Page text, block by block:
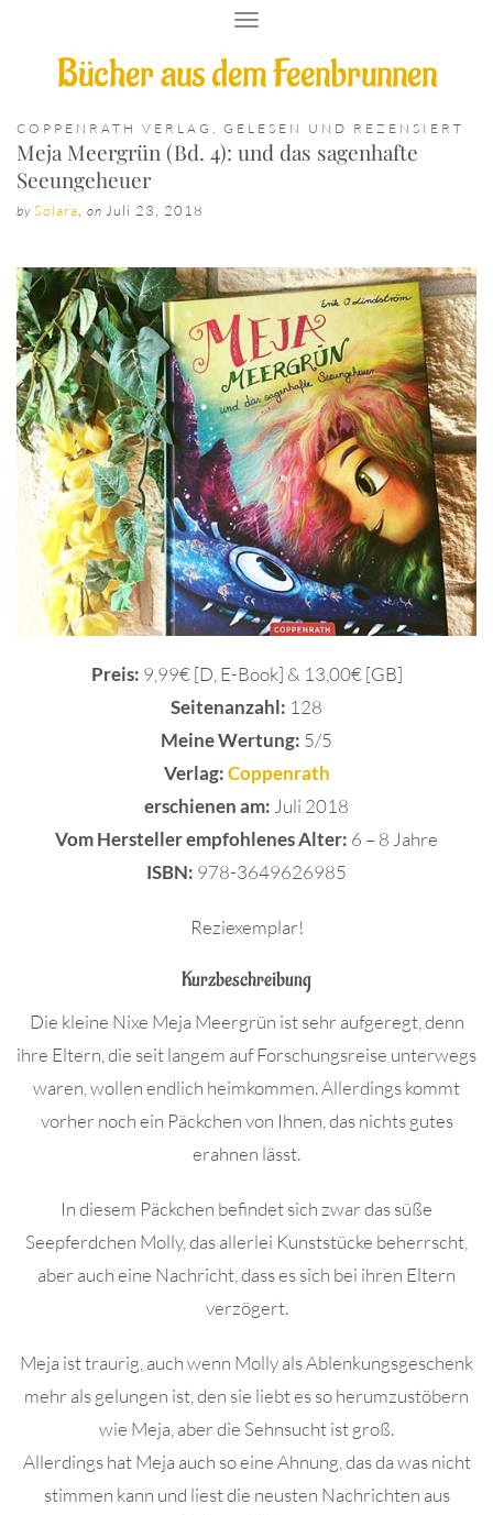
Bücher aus dem Feenbrunnen
T
G
A
I
O
N
COPPENRATH VERLAG , GELESEN UND REZENSIERT
Meja Meergrün (Bd. 4): und das sagenhafte
Seeungeheuer
by Solara on Juli 23, 2018
Preis: 9,99€ [D, E-Book] & 13,00€ [GB]
Seitenanzahl: 128
Meine Wertung: 5/5
Verlag:Coppenrath
erschienen am:Juli 2018
Vom Hersteller empfohlenes Alter: 6 – 8 Jahre
ISBN: 978-3649626985
Reziexemplar!
Kurzbeschreibung
Die kleine Nixe Meja Meergrün ist sehr aufgeregt, denn
ihre Eltern, die seit langem auf Forschungsreise unterwegs
waren, wollen endlich heimkommen. Allerdings kommt
vorher noch ein Päckchen von Ihnen, das nichts gutes
erahnen lässt.
In diesem Päckchen befindet sich zwar das süße
Seepferdchen Molly, das allerlei Kunststücke beherrscht,
aber auch eine Nachricht, dass es sich bei ihren Eltern
verzögert.
Meja ist traurig, auch wenn Molly als Ablenkungsgeschenk
mehr als gelungen ist, den sie liebt es so herumzustöbern
wie Meja, aber die Sehnsucht ist groß.
Allerdings hat Meja auch so eine Ahnung, das da was nicht
stimmen kann und liest die neusten Nachrichten aus